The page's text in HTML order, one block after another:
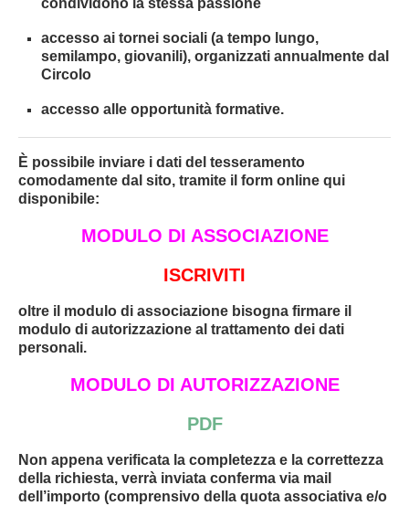
condividono la stessa passione
accesso ai tornei sociali (a tempo lungo,
semilampo, giovanili), organizzati annualmente dal
Circolo
accesso alle opportunità formative.
È possibile inviare i dati del tesseramento
comodamente dal sito, tramite il form online qui
disponibile:
MODULO DI ASSOCIAZIONE
ISCRIVITI
oltre il modulo di associazione bisogna firmare il
modulo di autorizzazione al trattamento dei dati
personali.
MODULO DI AUTORIZZAZIONE
PDF
Non appena verificata la completezza e la correttezza
della richiesta, verrà inviata conferma via mail
dell’importo (comprensivo della quota associativa e/o